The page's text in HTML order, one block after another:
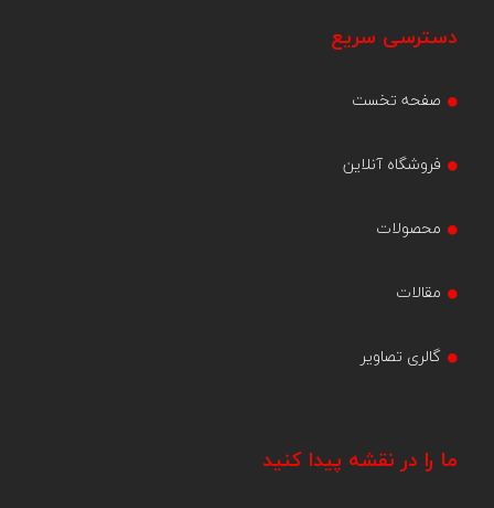
دسترسی سریع
صفحه تخست
فروشگاه آنلاین
محصولات
مقالات
گالری تصاویر
ما را در نقشه پیدا کنید